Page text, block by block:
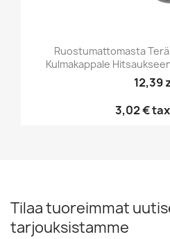
Ruostumattomasta
Kulmakappale
12,39
3,02 €
Tilaa tuoreimmat
tarjouksistamme